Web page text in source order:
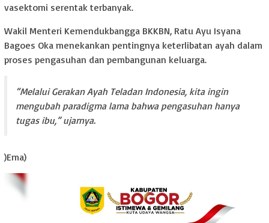
vasektomi serentak terbanyak.
Wakil Menteri Kemendukbangga BKKBN, Ratu Ayu Isyana
Bagoes Oka menekankan pentingnya keterlibatan ayah dalam
proses pengasuhan dan pembangunan keluarga.
“Melalui Gerakan Ayah Teladan Indonesia, kita ingin
mengubah paradigma lama bahwa pengasuhan hanya
tugas ibu,” ujarnya.
)Ema)